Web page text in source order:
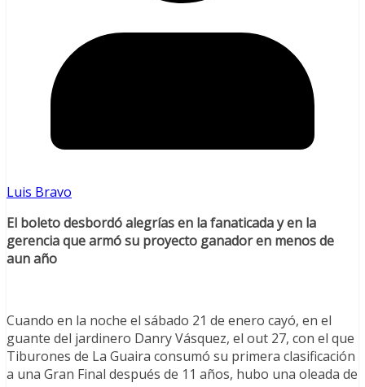
Luis Bravo
El boleto desbordó alegrías en la fanaticada y en la
gerencia que armó su proyecto ganador en menos de
aun año
Cuando en la noche el sábado 21 de enero cayó, en el
guante del jardinero Danry Vásquez, el out 27, con el que
Tiburones de La Guaira consumó su primera clasificación
a una Gran Final después de 11 años, hubo una oleada de